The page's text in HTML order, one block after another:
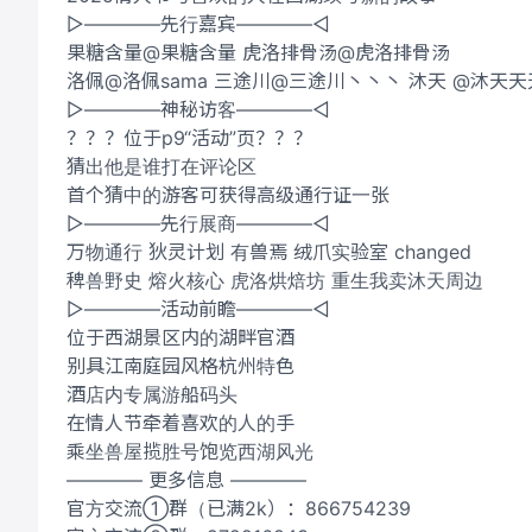
▷————先行嘉宾————◁
果糖含量@果糖含量 虎洛排骨汤@虎洛排骨汤
洛佩@洛佩sama 三途川@三途川丶丶丶 沐天 @沐天天
▷————神秘访客————◁
？？？位于p9“活动”页？？？
猜出他是谁打在评论区
首个猜中的游客可获得高级通行证一张
▷————先行展商————◁
万物通行 狄灵计划 有兽焉 绒爪实验室 changed
稗兽野史 熔火核心 虎洛烘焙坊 重生我卖沐天周边
▷————活动前瞻————◁
位于西湖景区内的湖畔官酒
别具江南庭园风格杭州特色
酒店内专属游船码头
在情人节牵着喜欢的人的手
乘坐兽屋揽胜号饱览西湖风光
———— 更多信息 ————
官方交流①群（已满2k）：866754239